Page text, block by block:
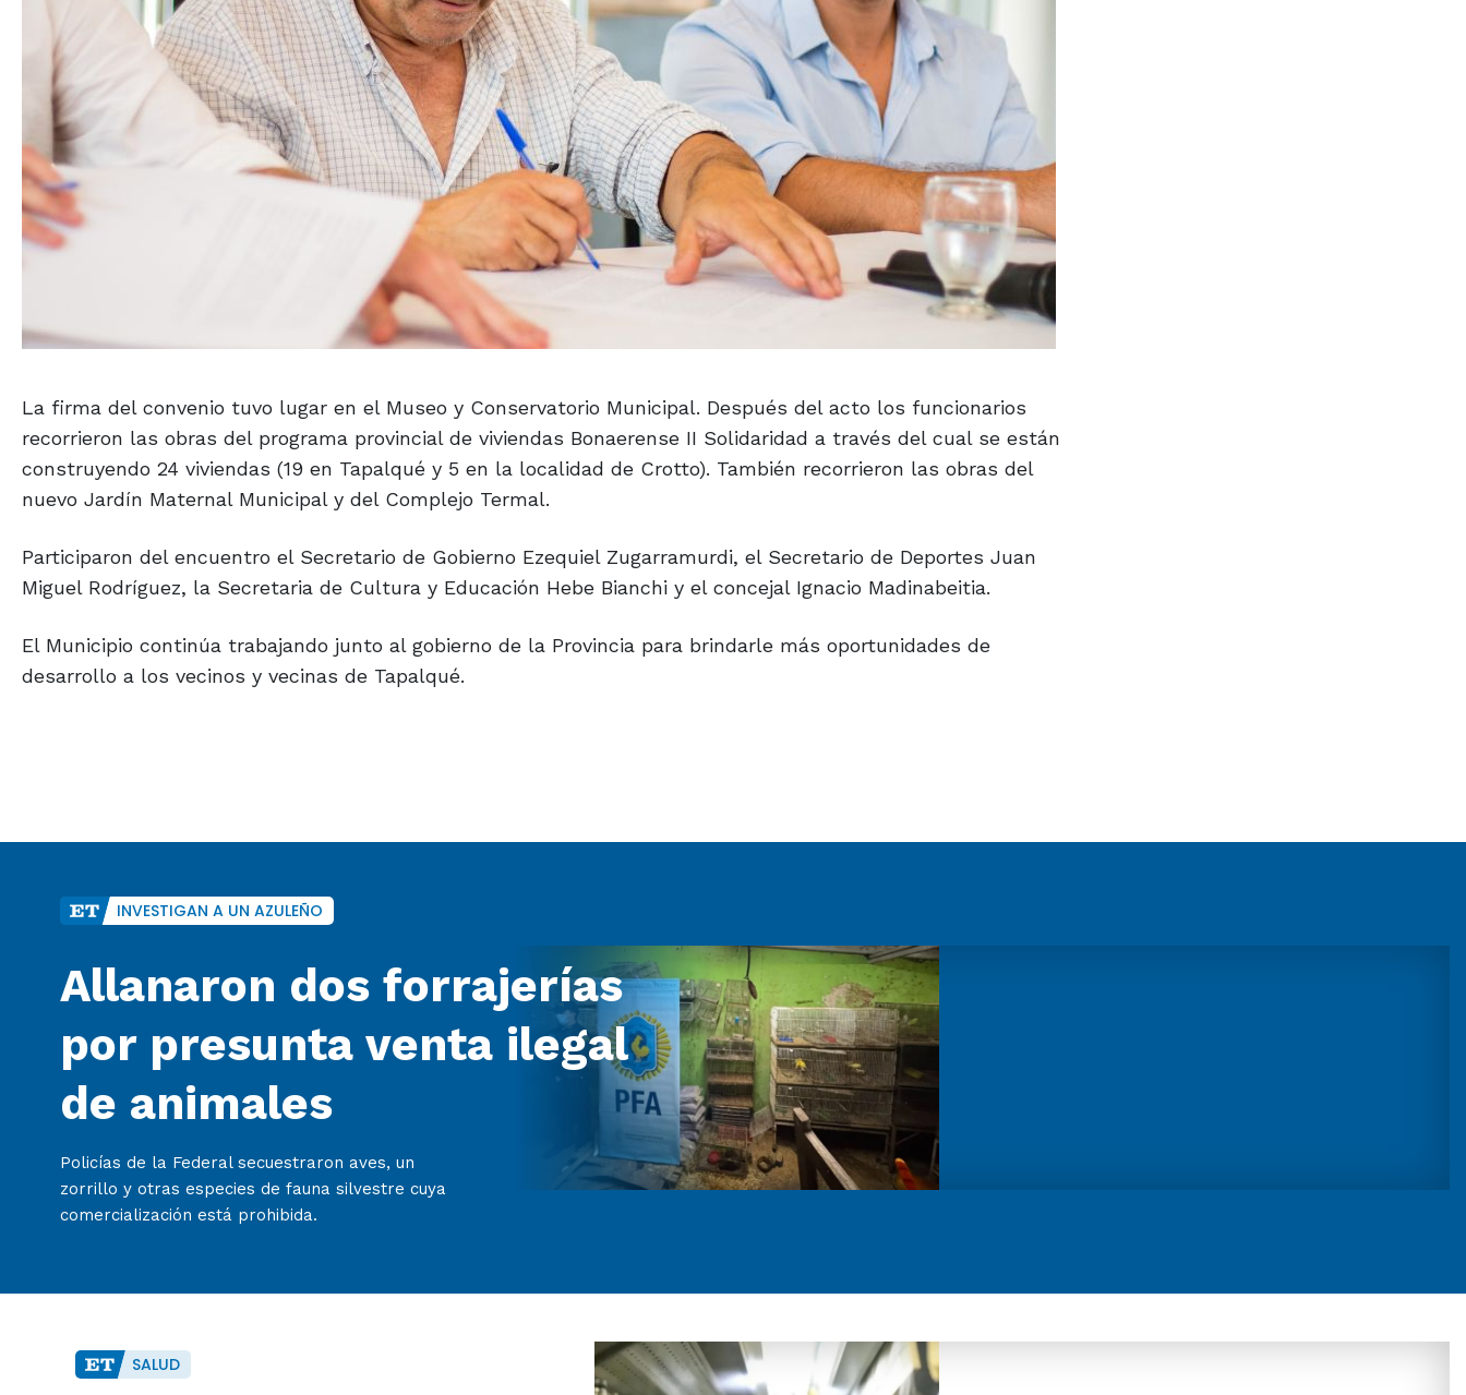
La firma del convenio tuvo lugar en el Museo y Conservatorio Municipal. Después del acto los funcionarios
recorrieron las obras del programa provincial de viviendas Bonaerense II Solidaridad a través del cual se están
construyendo 24 viviendas (19 en Tapalqué y 5 en la localidad de Crotto). También recorrieron las obras del
nuevo Jardín Maternal Municipal y del Complejo Termal.
Participaron del encuentro el Secretario de Gobierno Ezequiel Zugarramurdi, el Secretario de Deportes Juan
Miguel Rodríguez, la Secretaria de Cultura y Educación Hebe Bianchi y el concejal Ignacio Madinabeitia.
El Municipio continúa trabajando junto al gobierno de la Provincia para brindarle más oportunidades de
desarrollo a los vecinos y vecinas de Tapalqué.
INVESTIGAN A UN AZULEÑO
Allanaron dos forrajerías
por presunta venta ilegal
de animales
Policías de la Federal secuestraron aves, un
zorrillo y otras especies de fauna silvestre cuya
comercialización está prohibida.
SALUD